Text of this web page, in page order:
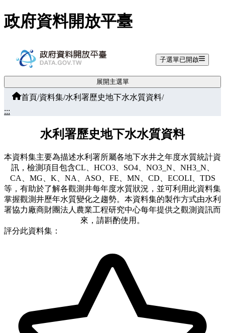
跳至主要內容
政府資料開放平臺
子選單已開啟
展開主選單
首頁/資料集/水利署歷史地下水水質資料/
:::
水利署歷史地下水水質資料
本資料集主要為描述水利署所屬各地下水井之年度水質統計資
訊，檢測項目包含CL、HCO3、SO4、NO3_N、NH3_N、
CA、MG、K、NA、ASO、FE、MN、CD、ECOLI、TDS
等，有助於了解各觀測井每年度水質狀況，並可利用此資料集
掌握觀測井歷年水質變化之趨勢。本資料集的製作方式由水利
署協力廠商財團法人農業工程研究中心每年提供之觀測資訊而
來，請斟酌使用。
評分此資料集：